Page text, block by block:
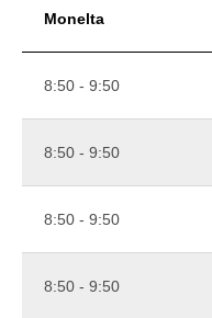
Monelta
8:50 - 9:50
8:50 - 9:50
8:50 - 9:50
8:50 - 9:50